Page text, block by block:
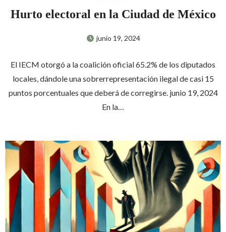
Hurto electoral en la Ciudad de México
junio 19, 2024
El IECM otorgó a la coalición oficial 65.2% de los diputados
locales, dándole una sobrerrepresentación ilegal de casi 15
puntos porcentuales que deberá de corregirse. junio 19, 2024
En la…